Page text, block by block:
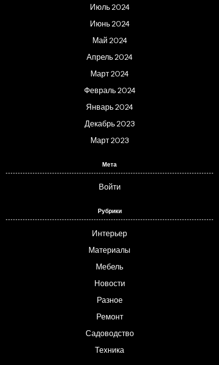
Июль 2024
Июнь 2024
Май 2024
Апрель 2024
Март 2024
Февраль 2024
Январь 2024
Декабрь 2023
Март 2023
Мета
Войти
Рубрики
Интерьер
Материалы
Мебель
Новости
Разное
Ремонт
Садоводство
Техника